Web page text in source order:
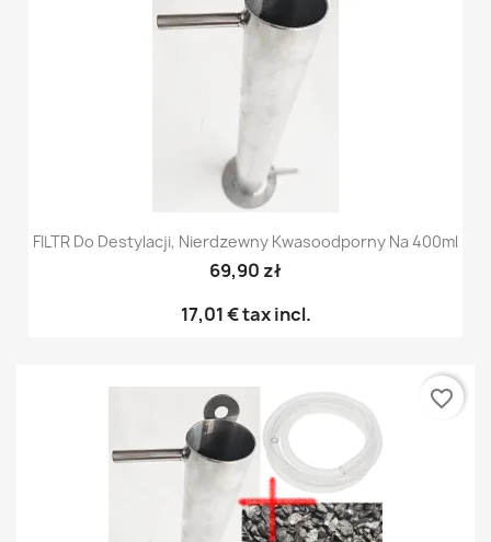
FILTR Do Destylacji, Nierdzewny Kwasoodporny Na 400ml
69,90 zł
17,01 €tax incl.
favorite_border